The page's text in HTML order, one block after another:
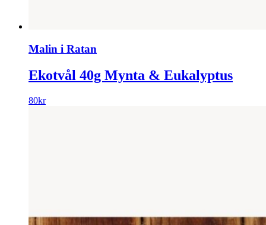
Malin i Ratan
Ekotvål 40g Mynta & Eukalyptus
80kr